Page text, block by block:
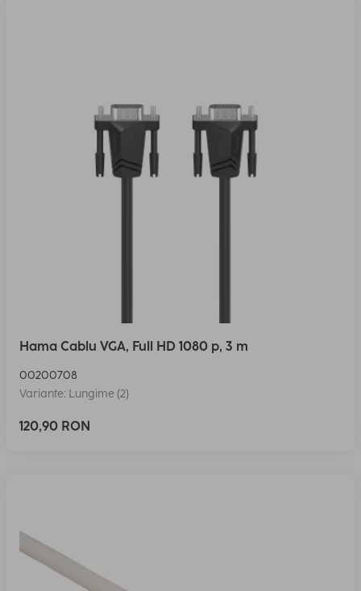
Hama Cablu VGA, Full HD 1080 p, 3 m
00200708
Variante: Lungime (2)
120,90 RON